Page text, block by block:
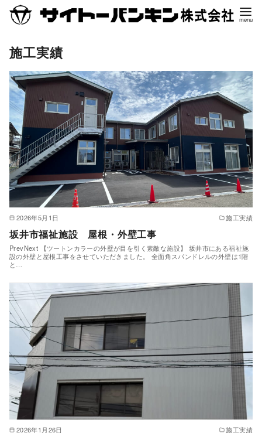
施工実績
2026年5月1日 施工実績
坂井市福祉施設 屋根・外壁工事
PrevNext 【ツートンカラーの外壁が目を引く素敵な施設】 坂井市にある福祉施
設の外壁と屋根工事をさせていただきました。 全面角スパンドレルの外壁は1階
と…
2026年1月26日 施工実績